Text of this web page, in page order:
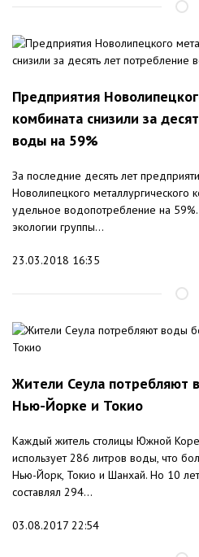
Предприятия
комбината снизили за
воды на 59%
За последние десять лет
Новолипецкого металлургического
удельное водопотребление на
экологии группы...
23.03.2018 16:35
Жители Сеула потребляют
Нью-Йорке и Токио
Каждый житель столицы Южной
использует 286 литров воды, что
Нью-Йорк, Токио и Шанхай. Но 10
составлял 294...
03.08.2017 22:54